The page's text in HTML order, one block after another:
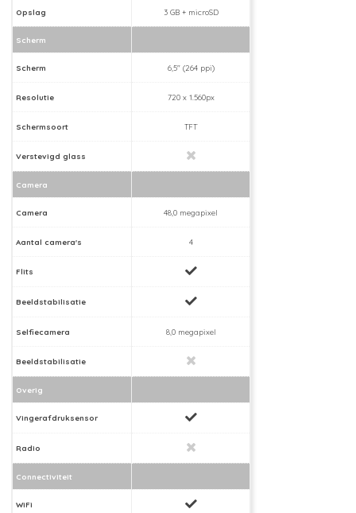
Opslag 3 GB + microSD
Scherm
Scherm 6,5" (264 ppi)
Resolutie 720 x 1.560px
Schermsoort TFT
Verstevigd glass
Camera
Camera 48,0 megapixel
Aantal camera's 4
Flits
Beeldstabilisatie
Selfiecamera 8,0 megapixel
Beeldstabilisatie
Overig
Vingerafdruksensor
Radio
Connectiviteit
WiFi